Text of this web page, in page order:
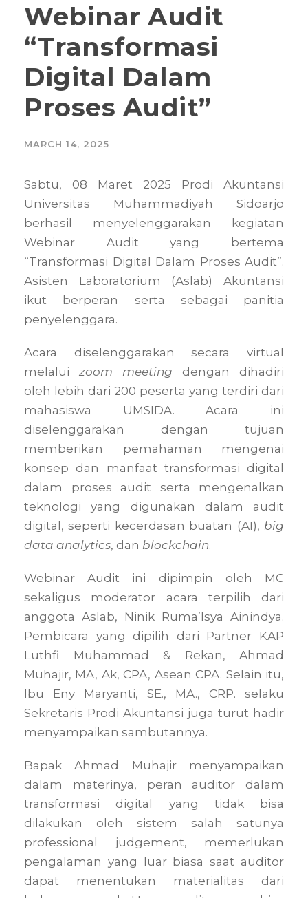
Webinar Audit
“Transformasi
Digital Dalam
Proses Audit”
MARCH 14, 2025
Sabtu, 08 Maret 2025 Prodi Akuntansi
Universitas Muhammadiyah Sidoarjo
berhasil menyelenggarakan kegiatan
Webinar Audit yang bertema
“Transformasi Digital Dalam Proses Audit”.
Asisten Laboratorium (Aslab) Akuntansi
ikut berperan serta sebagai panitia
penyelenggara.
Acara diselenggarakan secara virtual
melalui zoom meeting dengan dihadiri
oleh lebih dari 200 peserta yang terdiri dari
mahasiswa UMSIDA. Acara ini
diselenggarakan dengan tujuan
memberikan pemahaman mengenai
konsep dan manfaat transformasi digital
dalam proses audit serta mengenalkan
teknologi yang digunakan dalam audit
digital, seperti kecerdasan buatan (AI), big
data analytics, dan blockchain.
Webinar Audit ini dipimpin oleh MC
sekaligus moderator acara terpilih dari
anggota Aslab, Ninik Ruma’Isya Ainindya.
Pembicara yang dipilih dari Partner KAP
Luthfi Muhammad & Rekan, Ahmad
Muhajir, MA, Ak, CPA, Asean CPA. Selain itu,
Ibu Eny Maryanti, SE., MA., CRP. selaku
Sekretaris Prodi Akuntansi juga turut hadir
menyampaikan sambutannya.
Bapak Ahmad Muhajir menyampaikan
dalam materinya, peran auditor dalam
transformasi digital yang tidak bisa
dilakukan oleh sistem salah satunya
professional judgement, memerlukan
pengalaman yang luar biasa saat auditor
dapat menentukan materialitas dari